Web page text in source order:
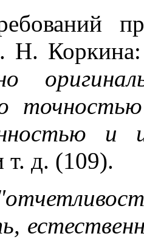
Н. Коркина:
и
д. (109).